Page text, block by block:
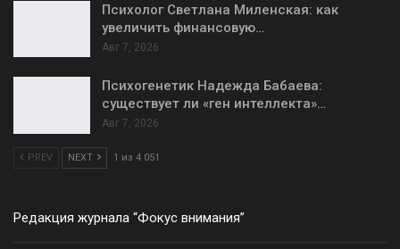
Психолог Светлана Миленская: как
увеличить финансовую…
Авг 7, 2026
Психогенетик Надежда Бабаева:
существует ли «ген интеллекта»…
Авг 7, 2026
PREV NEXT 1 из 4 051
Редакция журнала “Фокус внимания”